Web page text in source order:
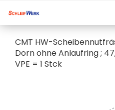
CMT HW-
Dorn ohne Anlaufring ;
VPE = 1 Stck